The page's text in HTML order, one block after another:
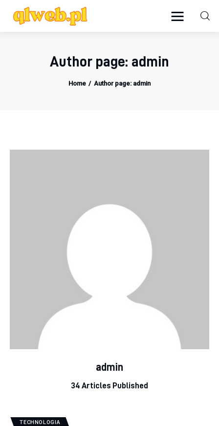
Author page: admin
Home Author page: admin
qlweb.pl
Biznes
admin
34 Articles Published
TECHNOLOGIA